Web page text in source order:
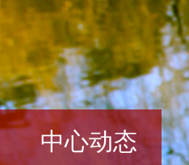
中心动态